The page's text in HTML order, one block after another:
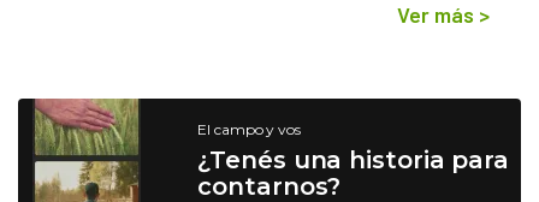
Ver más >
El campo y vos
¿Tenés una historia para
contarnos?